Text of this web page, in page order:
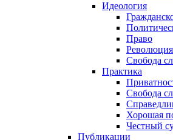
Идеология
Право
Свобода
Практика
Свобода
Хорошая
Честный
Публикации